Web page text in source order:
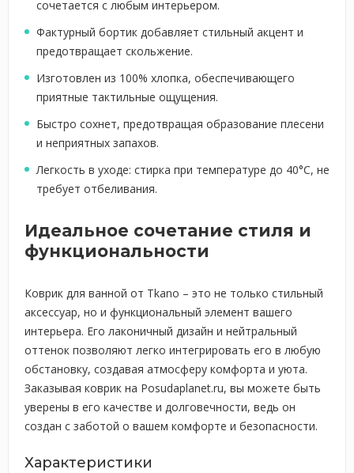
сочетается с любым интерьером.
Фактурный бортик добавляет стильный акцент и
предотвращает скольжение.
Изготовлен из 100% хлопка, обеспечивающего
приятные тактильные ощущения.
Быстро сохнет, предотвращая образование плесени
и неприятных запахов.
Легкость в уходе: стирка при температуре до 40°C, не
требует отбеливания.
Идеальное сочетание стиля и
функциональности
Коврик для ванной от Tkano – это не только стильный
аксессуар, но и функциональный элемент вашего
интерьера. Его лаконичный дизайн и нейтральный
оттенок позволяют легко интегрировать его в любую
обстановку, создавая атмосферу комфорта и уюта.
Заказывая коврик на Posudaplanet.ru, вы можете быть
уверены в его качестве и долговечности, ведь он
создан с заботой о вашем комфорте и безопасности.
Характеристики